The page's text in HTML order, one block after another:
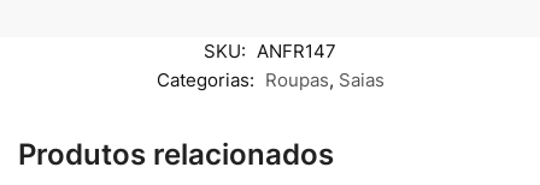
SKU: ANFR147
Categorias: Roupas, Saias
Produtos relacionados